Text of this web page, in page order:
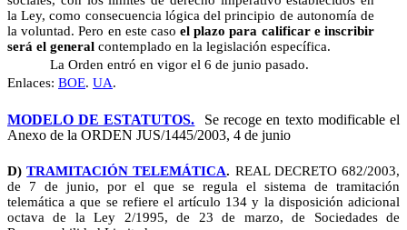
la Ley, como consecuencia lógica del principio de autonomía de
la voluntad. Pero en este casoel plazo para calificar e inscribir
será el general contemplado en la legislación específica.
La Orden entró en vigor el 6 de junio pasado.
Enlaces: BOE. UA.
MODELO DE ESTATUTOS.
Se recoge en texto modificable el
Anexo de la ORDEN JUS/1445/2003, 4 de junio
D)TRAMITACIÓN TELEMÁTICA. REAL DECRETO 682/2003,
de 7 de junio, por el que se regula el sistema de tramitación
telemática a que se refiere el artículo 134 y la disposición adicional
octava de la Ley 2/1995, de 23 de marzo, de Sociedades de